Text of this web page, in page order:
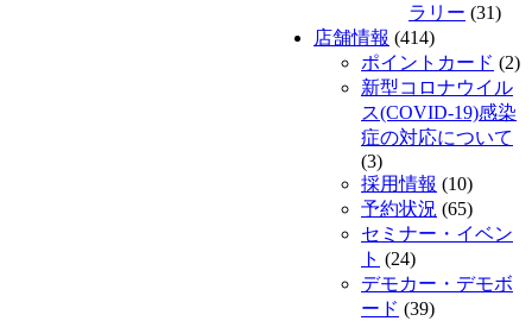
ラリー (31)
店舗情報 (414)
ポイントカード (2)
新型コロナウイル
ス(COVID-19)感染
症の対応について
(3)
採用情報 (10)
予約状況 (65)
セミナー・イベン
ト (24)
デモカー・デモボ
ード (39)